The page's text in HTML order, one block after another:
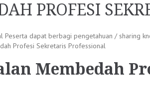
PROFESI
dapat berbagi pengetahuan / sharing
Profesi Sekretaris Professional
Membedah